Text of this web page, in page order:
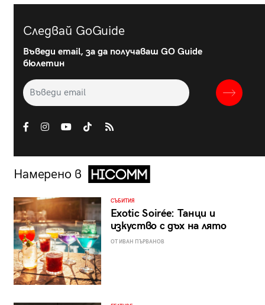
Следвай GoGuide
Въведи email, за да получаваш GO Guide
бюлетин
Намерено в
СЪБИТИЯ
Exotic Soirée: Танци и
изкуство с дъх на лято
ОТ ИВАН ПЪРВАНОВ